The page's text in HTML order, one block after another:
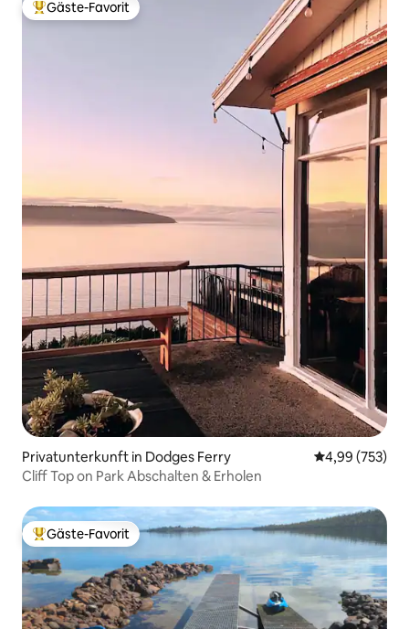
Beliebter Gäste-Favorit.
Gäste-Favorit
Privatunterkunft in Dodges Ferry
4,99 (753)
Cliff Top on Park Abschalten & Erholen
Beliebter Gäste-Favorit.
Gäste-Favorit